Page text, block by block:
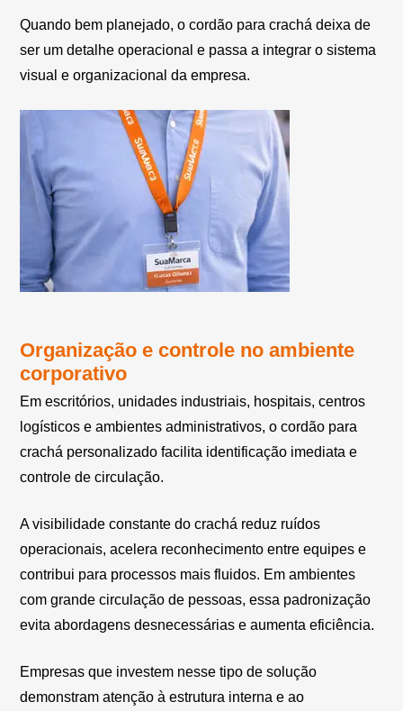
Quando bem planejado, o cordão para crachá deixa de
ser um detalhe operacional e passa a integrar o sistema
visual e organizacional da empresa.
Organização e controle no ambiente
corporativo
Em escritórios, unidades industriais, hospitais, centros
logísticos e ambientes administrativos, o cordão para
crachá personalizado facilita identificação imediata e
controle de circulação.
A visibilidade constante do crachá reduz ruídos
operacionais, acelera reconhecimento entre equipes e
contribui para processos mais fluidos. Em ambientes
com grande circulação de pessoas, essa padronização
evita abordagens desnecessárias e aumenta eficiência.
Empresas que investem nesse tipo de solução
demonstram atenção à estrutura interna e ao